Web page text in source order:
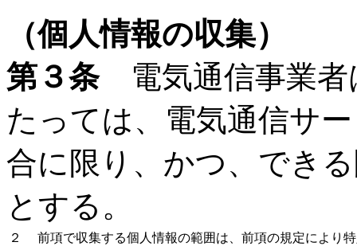
（個人情報の収集）
第３条電気通信事業者
たっては、電気通信サ
合に限り、かつ、でき
とする。
２
前項で収集する個人情報の範囲は、前項の規定により